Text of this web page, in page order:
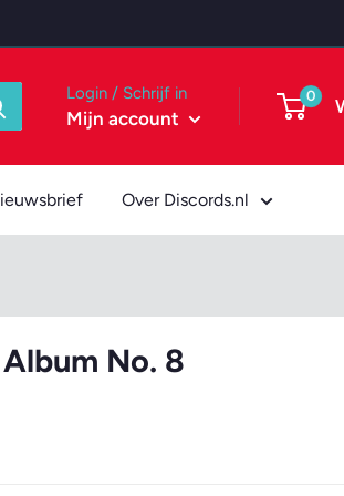
Login / Schrijf in
Mijn account
0
Over Discords.nl
No. 8